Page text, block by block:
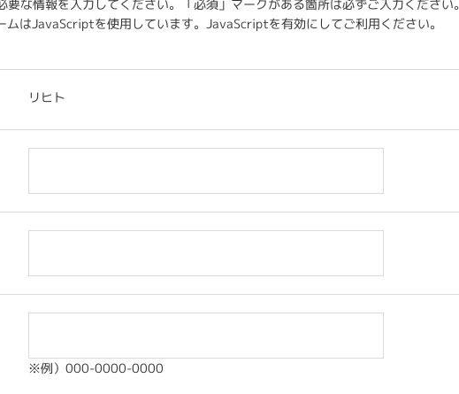
要な情報を入力してください。「必須」マークがある箇所は必ずご入力ください。
ムはJavaScriptを使用しています。JavaScriptを有効にしてご利用ください。
リヒト
※例）000-0000-0000